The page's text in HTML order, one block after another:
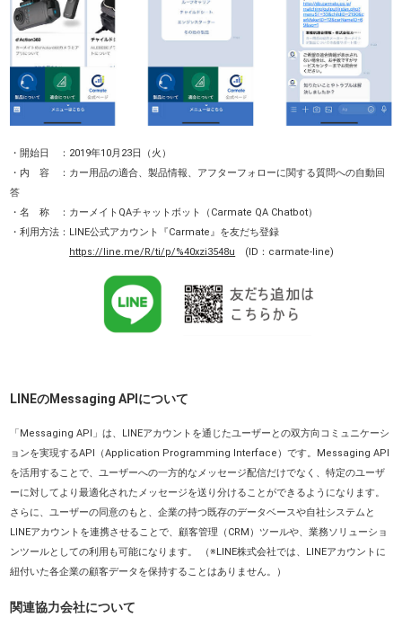
・開始日 ：2019年10月23日（火）
・内 容 ：カー用品の適合、製品情報、アフターフォローに関する質問への自動回
答
・名 称 ：カーメイトQAチャットボット（Carmate QA Chatbot）
・利用方法：LINE公式アカウント『Carmate』を友だち登録
https://line.me/R/ti/p/%40xzi3548u (ID：carmate-line)
LINEのMessaging APIについて
「Messaging API」は、LINEアカウントを通じたユーザーとの双方向コミュニケーシ
ョンを実現するAPI（Application Programming Interface）です。Messaging API
を活用することで、ユーザーへの一方的なメッセージ配信だけでなく、特定のユーザ
ーに対してより最適化されたメッセージを送り分けることができるようになります。
さらに、ユーザーの同意のもと、企業の持つ既存のデータベースや自社システムと
LINEアカウントを連携させることで、顧客管理（CRM）ツールや、業務ソリューショ
ンツールとしての利用も可能になります。 （※LINE株式会社では、LINEアカウントに
紐付いた各企業の顧客データを保持することはありません。）
関連協力会社について